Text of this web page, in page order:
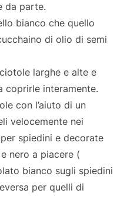
da parte.
bianco che quello
di olio di semi
larghe e alte e
coprirle interamente.
con l’aiuto di un
velocemente nei
spiedini e decorate
nero a piacere (
bianco sugli spiedini
per quelli di